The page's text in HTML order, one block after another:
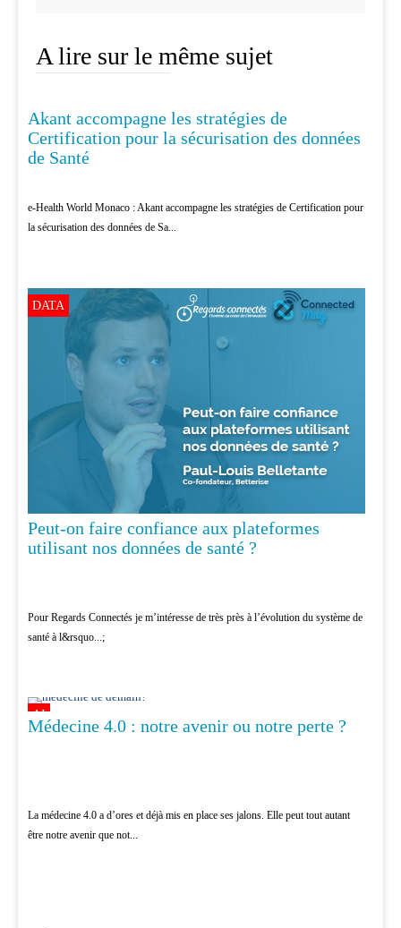
A lire sur le même sujet
DATA
Akant accompagne les stratégies de
Certification pour la sécurisation des données
de Santé
e-Health World Monaco : Akant accompagne les stratégies de Certification pour
la sécurisation des données de Sa...
DATA
Peut-on faire confiance aux plateformes
utilisant nos données de santé ?
Pour Regards Connectés je m’intéresse de très près à l’évolution du système de
santé à l&rsquo...;
AI
Médecine 4.0 : notre avenir ou notre perte ?
La médecine 4.0 a d’ores et déjà mis en place ses jalons. Elle peut tout autant
être notre avenir que not...